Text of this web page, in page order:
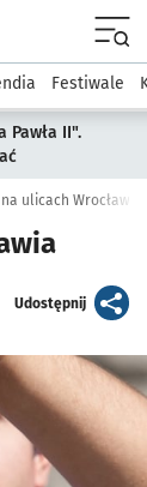
Festiwale
Pawła II".
ulicach Wrocławia
Udostępnijartykuł